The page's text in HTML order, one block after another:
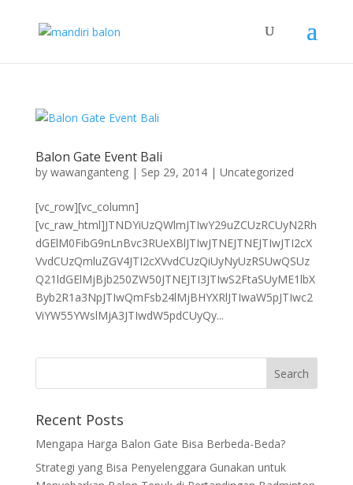
Balon Gate Event Bali
by wawanganteng| Sep 29, 2014| Uncategorized
[vc_row][vc_column]
[vc_raw_html]JTNDYiUzQWlmJTIwY29uZCUzRCUyN2Rh
dGElM0FibG9nLnBvc3RUeXBlJTIwJTNEJTNEJTIwJTI2cX
VvdCUzQmluZGV4JTI2cXVvdCUzQiUyNyUzRSUwQSUz
Q21ldGElMjBjb250ZW50JTNEJTI3JTIwS2FtaSUyME1lbX
Byb2R1a3NpJTIwQmFsb24lMjBHYXRlJTIwaW5pJTIwc2
ViYW55YWslMjA3JTIwdW5pdCUyQy...
Recent Posts
Mengapa Harga Balon Gate Bisa Berbeda-Beda?
Strategi yang Bisa Penyelenggara Gunakan untuk